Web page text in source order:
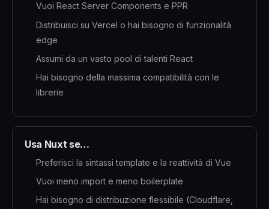
Vuoi React Server Components e PPR
Distribuisci su Vercel o hai bisogno di funzionalità
edge
Assumi da un vasto pool di talenti React
Hai bisogno della massima compatibilità con le
librerie
Usa Nuxt se…
Preferisci la sintassi template e la reattività di Vue
Vuoi meno import e meno boilerplate
Hai bisogno di distribuzione flessibile (Cloudflare,